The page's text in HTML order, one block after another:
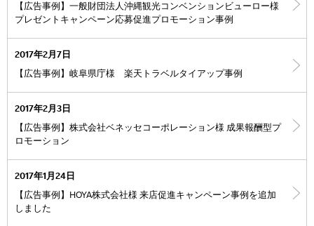
【広告事例】一般財団法人沖縄観光コンベンションビューロー様
プレゼントキャンペーン応募促進プロモーション事例
2017年2月7日
【広告事例】岐阜県庁様 楽天トラベルタイアップ事例
2017年2月3日
【広告事例】株式会社ベネッセコーポレーション様 成果報酬型プ
ロモーション
2017年1月24日
【広告事例】HOYA株式会社様 来店促進キャンペーン事例を追加
しました